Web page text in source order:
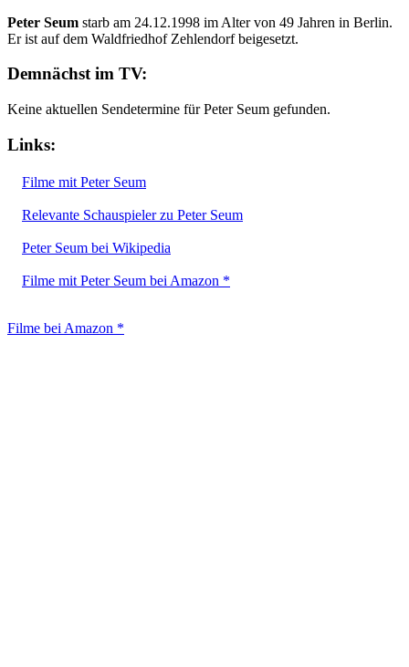
Peter Seum starb am 24.12.1998 im Alter von 49 Jahren in Berlin.
Er ist auf dem Waldfriedhof Zehlendorf beigesetzt.
Demnächst im TV:
Keine aktuellen Sendetermine für Peter Seum gefunden.
Links:
Filme mit Peter Seum
Relevante Schauspieler zu Peter Seum
Peter Seum bei Wikipedia
Filme mit Peter Seum bei Amazon *
Filme bei Amazon *